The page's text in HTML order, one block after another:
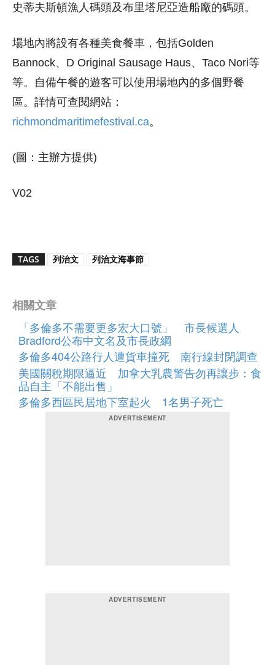
史蒂夫斯頓漁人碼頭及布里塔尼亞造船廠的碼頭。
場地內將設有各種美食餐車，包括Golden
Bannock、D Original Sausage Haus、Taco Nori等
等。自備午餐的遊客可以使用場地內的多個野餐
區。詳情可查閱網站：
richmondmaritimefestival.ca。
(圖：主辦方提供)
V02
TAGS 列治文 列治文海事節
相關文章
「多倫多不需要更多宏大口號」 市長候選人
Bradford公布中文名及市長政綱
多倫多404公路行人遭貨車撞死 南行線封閉調查
美國關稅期限逼近 加拿大乳農警告勿再讓步：食
品自主「不能出售」
多倫多西區民居地下室起火 1名男子死亡